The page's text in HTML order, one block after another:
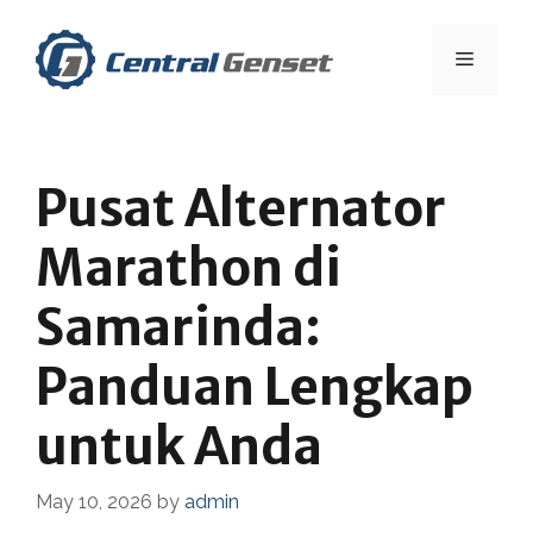
content
Menu
Pusat Alternator
Marathon di
Samarinda:
Panduan Lengkap
untuk Anda
May 10, 2026 by admin